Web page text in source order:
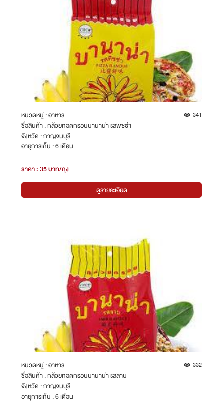
หมวดหมู่ : อาหาร 341
ชื่อสินค้า : กล้วยทอดกรอบบานาน่า รสพิซซ่า
จังหวัด : กาญจนบุรี
อายุการเก็บ : 6 เดือน
ราคา : 35 บาท/ถุง
ดูรายละเอียด
หมวดหมู่ : อาหาร 332
ชื่อสินค้า : กล้วยทอดกรอบบานาน่า รสลาบ
จังหวัด : กาญจนบุรี
อายุการเก็บ : 6 เดือน